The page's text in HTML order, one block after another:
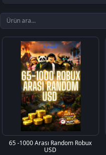
65 -1000 Arası Random Robux
USD